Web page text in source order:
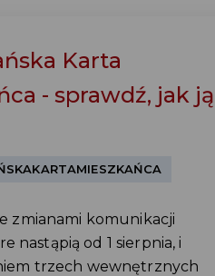
Karta
- sprawdź, jak ją
zmianami komunikacji
nastąpią od 1 sierpnia, i
trzech wewnętrznych